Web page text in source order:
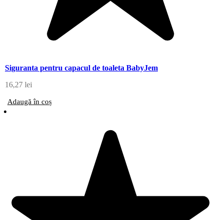
Siguranta pentru capacul de toaleta BabyJem
16,27 lei
Adaugă în coș